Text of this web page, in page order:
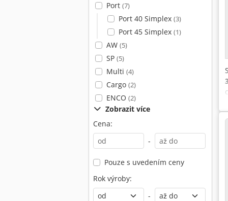
Port (7)
Port 40 Simplex (3)
Port 45 Simplex (1)
AW (5)
SP (5)
Multi (4)
Cargo (2)
ENCO (2)
Zobrazit více
Cena:
-
Pouze s uvedením ceny
Rok výroby:
-